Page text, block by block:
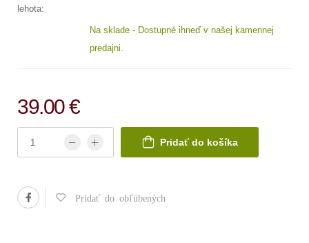
lehota:
Na sklade - Dostupné ihneď v našej kamennej
predajni.
39.00 €
Pridať do košíka
Pridať do obľúbených